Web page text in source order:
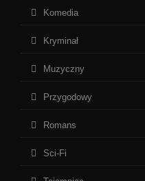
Komedia
Kryminał
Muzyczny
Przygodowy
Romans
Sci-Fi